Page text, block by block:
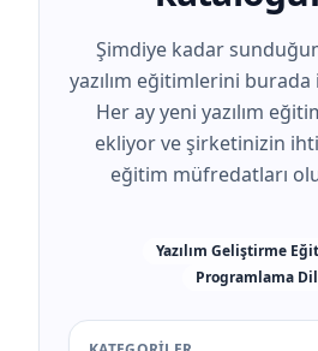
Şimdiye kadar
yazılım eğitimlerini
Her ay yeni yazılım
ekliyor ve şirketinizin
eğitim müfredatları
Yazılım Geliştirme
Programlama